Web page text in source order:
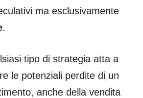
ma esclusivamente
.
tipo di strategia atta a
le potenziali perdite di un
anche della vendita